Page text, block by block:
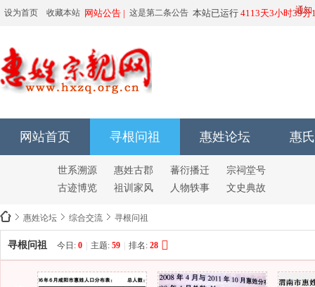
设为首页 收藏本站 本站已运行 4113天3小时39分
网站公告 | 这是第二条公告
网站首页 寻根问祖 惠姓论坛 惠
世系溯源 惠姓古郡 蕃衍播迁
宗祠堂号
古迹博览
祖训家风 人物轶事 文史典故
惠姓论坛 综合交流 寻根问祖
寻根问祖 今日: 0 主题: 59 排名: 28
通知
由于有人恶